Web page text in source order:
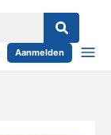
Aanmelden